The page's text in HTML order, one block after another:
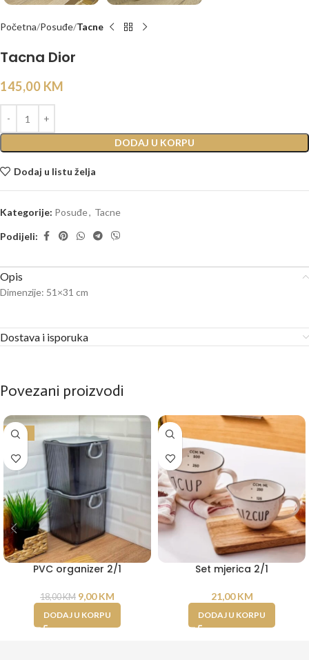
Početna Posuđe Tacne
Tacna Dior
145,00 KM
DODAJ U KORPU
Dodaj u listu želja
Kategorije: Posuđe, Tacne
Podijeli:
Opis
Dimenzije: 51×31 cm
Dostava i isporuka
Povezani proizvodi
-50%
PVC organizer 2/1
18,00KM 9,00KM
DODAJ U KORPU
Set mjerica 2/1
21,00KM
DODAJ U KORPU